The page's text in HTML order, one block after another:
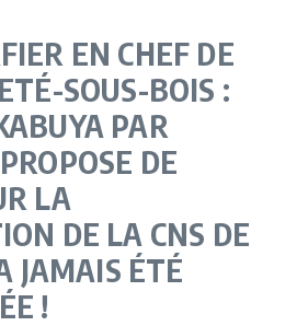
EN CHEF DE
SOUS-BOIS :
PAR
DE
LA
DE LA CNS DE
JAMAIS ÉTÉ
!